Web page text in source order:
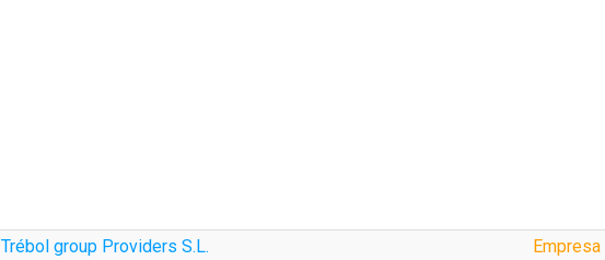
Empresa
Trébol group Providers S.L.